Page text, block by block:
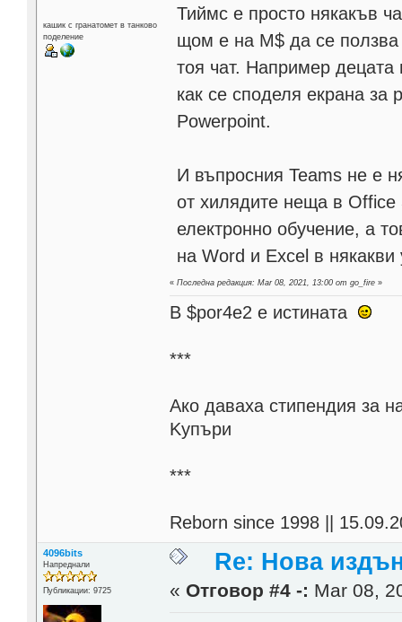
кашик с гранатомет в танково
поделение
Тиймс е просто някакъв
щом е на М$ да се ползва
тоя чат. Например
как се споделя екрана за
Powerpoint.
И въпросния Teams не е
от хилядите неща в Office
електронно обучение, а
на Word и Excel в
«Последна редакция: Mar 08, 2021, 13:00 от go_fire »
В $por4e2 e истината
***
Aко даваха стипендия за
Kупъри
***
Reborn since 1998 ||
4096bits
Напреднали
Публикации: 9725
Re: Нова
« Отговор #4 -: Mar 08,